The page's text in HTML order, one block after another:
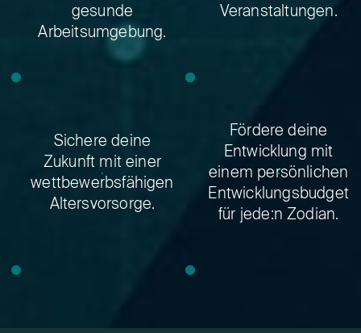
gesunde
Arbeitsumgebung.
Veranstaltungen.
Sichere deine
Zukunft mit einer
wettbewerbsfähigen
Altersvorsorge.
Fördere deine
Entwicklung mit
einem persönlichen
Entwicklungsbudget
für jede:n Zodian.